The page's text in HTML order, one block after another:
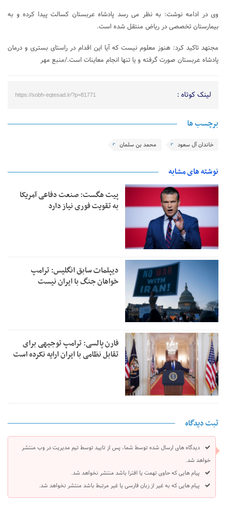
وی در ادامه نوشت: به نظر می رسد پادشاه عربستان کسالت پیدا کرده و به
بیمارستان تخصصی در ریاض منتقل شده است.
مجتهد تاکید کرد: هنوز معلوم نیست که آیا این اقدام در راستای بستری و درمان
پادشاه عربستان صورت گرفته و یا تنها انجام معاینات است./منبع مهر
لینک کوتاه : https://sobh-eqtesad.ir/?p=81771
برچسب ها
خاندان آل سعود محمد بن سلمان
نوشته های مشابه
پیت هگست: صنعت دفاعی آمریکا
به تقویت فوری نیاز دارد
دیپلمات سابق انگلیس:‌ ترامپ
خواهان جنگ با ایران نیست
فارن پالسی: ترامپ توجیهی برای
تقابل نظامی با ایران ارایه نکرده است
ثبت دیدگاه
دیدگاه های ارسال شده توسط شما، پس از تایید توسط تیم مدیریت در وب منتشر
خواهد شد.
پیام هایی که حاوی تهمت یا افترا باشد منتشر نخواهد شد.
پیام هایی که به غیر از زبان فارسی یا غیر مرتبط باشد منتشر نخواهد شد.